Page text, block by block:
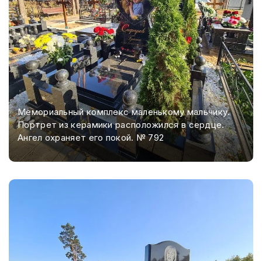
Мемориальный комплекс маленькому мальчику.
Портрет из керамики расположился в сердце.
Ангел охраняет его покой. № 792